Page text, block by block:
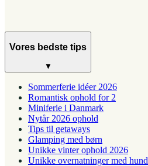
Vores bedste tips
▼
Sommerferie idéer 2026
Romantisk ophold for 2
Miniferie i Danmark
Nytår 2026 ophold
Tips til getaways
Glamping med børn
Unikke vinter ophold 2026
Unikke overnatninger med hund